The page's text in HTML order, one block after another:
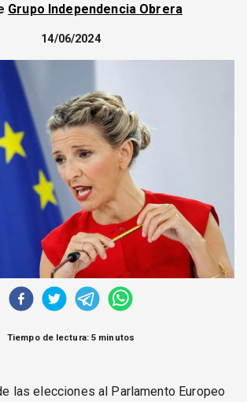
JUVENTUD
CORREO DE LECTORES
DEBATE
DECLARACIONES
OPINIÓN
ALTAMIRA RESPONDE
Política Obrera Revista
CONTACTO
Grupo Independencia Obrera
14/06/2024
Tiempo de lectura: 5 minutos
las elecciones al Parlamento Europeo